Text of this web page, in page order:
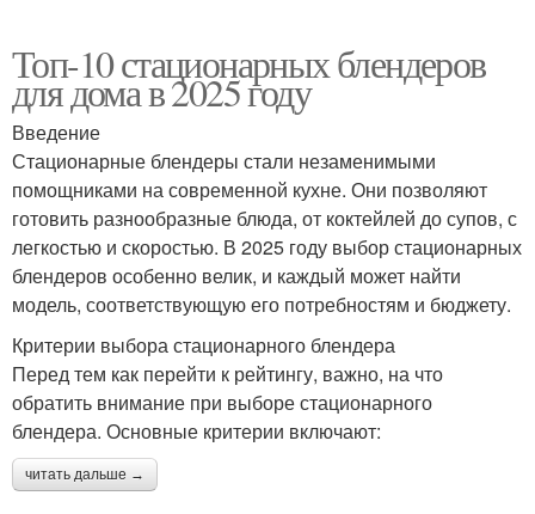
Топ-10 стационарных блендеров
для дома в 2025 году
Введение
Стационарные блендеры стали незаменимыми
помощниками на современной кухне. Они позволяют
готовить разнообразные блюда, от коктейлей до супов, с
легкостью и скоростью. В 2025 году выбор стационарных
блендеров особенно велик, и каждый может найти
модель, соответствующую его потребностям и бюджету.
Критерии выбора стационарного блендера
Перед тем как перейти к рейтингу, важно, на что
обратить внимание при выборе стационарного
блендера. Основные критерии включают:
читать дальше →